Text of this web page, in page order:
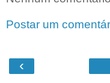
Postar um
‹